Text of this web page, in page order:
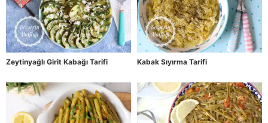
Zeytinyağlı Girit Kabağı Tarifi Kabak Sıyırma Tarifi